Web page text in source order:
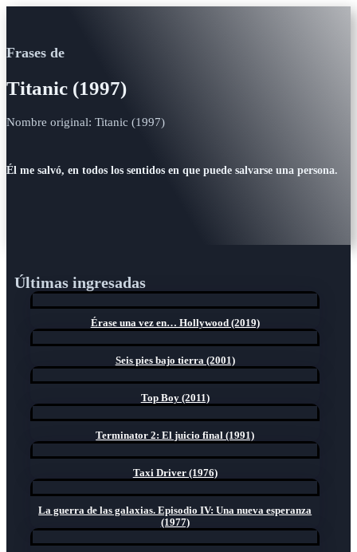
Frases de
Titanic (1997)
Nombre original: Titanic (1997)
Él me salvó, en todos los sentidos en que puede salvarse una persona.
Últimas ingresadas
Érase una vez en… Hollywood (2019)
Seis pies bajo tierra (2001)
Top Boy (2011)
Terminator 2: El juicio final (1991)
Taxi Driver (1976)
La guerra de las galaxias. Episodio IV: Una nueva esperanza
(1977)